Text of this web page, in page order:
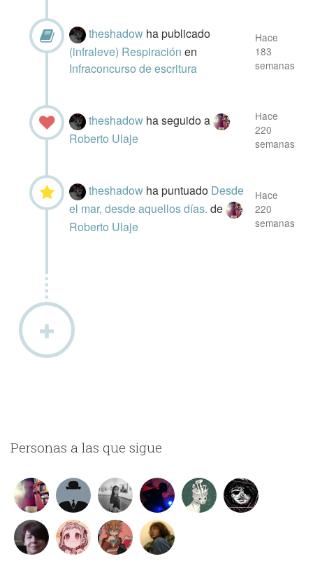
theshadow ha publicado
(infraleve) Respiraciónen
Infraconcurso de escritura
Hace
183
semanas
theshadow ha seguido a
Roberto Ulaje
Hace
220
semanas
theshadow ha puntuado Desde
el mar, desde aquellos días.de
Roberto Ulaje
Hace
220
semanas
Personas a las que sigue